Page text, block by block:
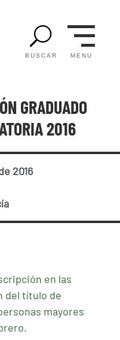
U
BUSCAR MENU
GRADUADO
2016
2016
en las
del título de
mayores